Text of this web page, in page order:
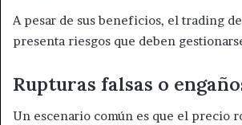
A pesar de sus beneficios, el trading
presenta riesgos que deben
Rupturas falsas o
Un escenario común es que el precio